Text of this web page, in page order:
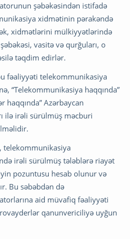
şəbəkəsindən istifadə
xidmətinin pərakəndə
xidmətlərini mülkiyyətlərində
vasitə və qurğuları, o
təqdim edirlər.
fəaliyyəti telekommunikasiya
“Telekommunikasiya haqqında”
haqqında” Azərbaycan
ilə irəli sürülmüş məcburi
telekommunikasiya
irəli sürülmüş tələblərə riayət
pozuntusu hesab olunur və
Bu səbəbdən də
aid müvafiq fəaliyyəti
qanunvericiliyə uyğun